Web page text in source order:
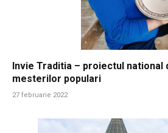
Invie Traditia – proiectul national
mesterilor populari
27 februarie 2022